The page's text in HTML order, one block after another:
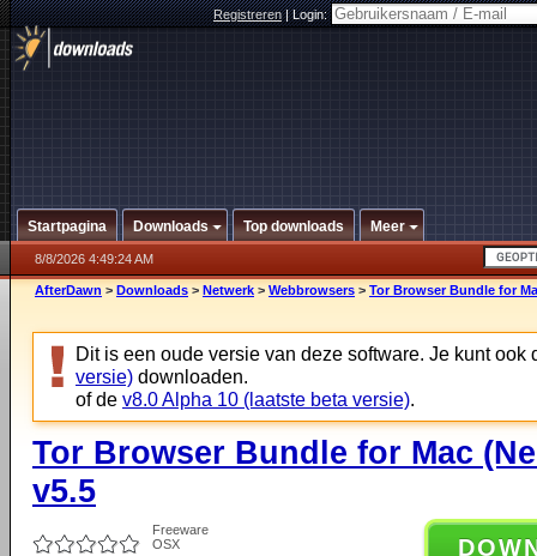
Registreren|Login:
Startpagina Downloads Top downloads Meer
8/8/2026 4:49:24 AM
AfterDawn > Downloads > Netwerk > Webbrowsers > Tor Browser Bundle for
Dit is een oude versie van deze software. Je kunt ook
versie) downloaden.
of de v8.0 Alpha 10 (laatste beta versie).
Tor Browser Bundle for Mac
v5.5
Freeware
OSX